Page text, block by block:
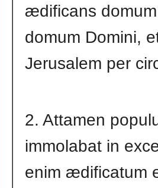
ædificans
domum Domini,
Jerusalem per
2. Attamen
immolabat in
enim ædificatum